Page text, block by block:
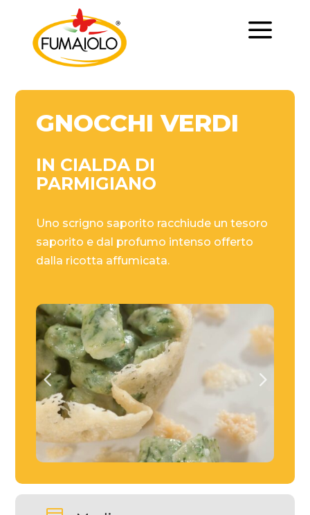
a
GNOCCHI VERDI
IN CIALDA DI
PARMIGIANO
Uno scrigno saporito racchiude un tesoro
saporito e dal profumo intenso offerto
dalla ricotta affumicata.